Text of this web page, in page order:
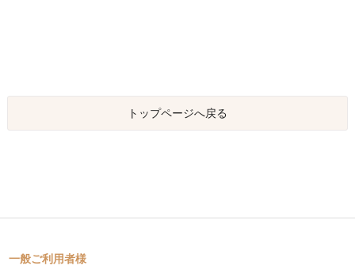
トップページへ戻る
一般ご利用者様